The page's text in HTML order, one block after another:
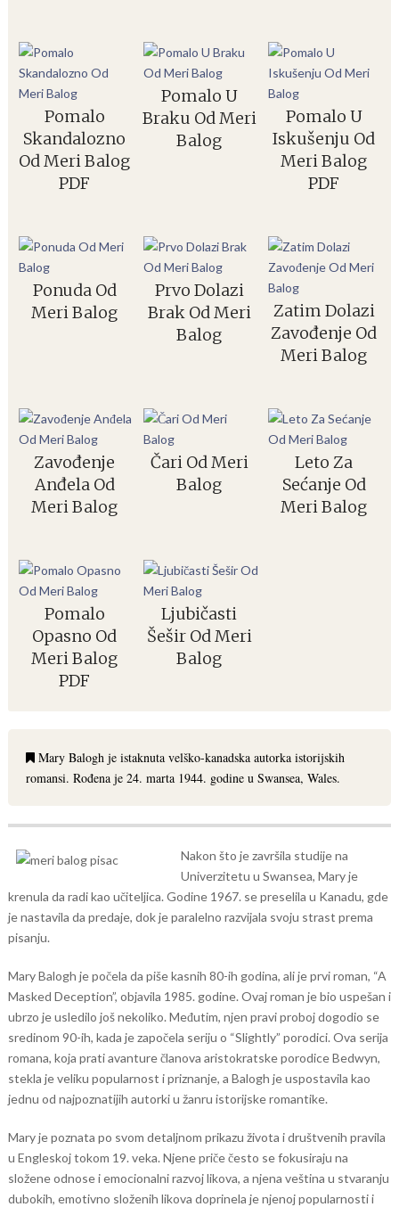
Pomalo
Skandalozno
Od Meri Balog
PDF
Pomalo U
Braku Od Meri
Balog
Pomalo U
Iskušenju Od
Meri Balog
PDF
Ponuda Od
Meri Balog
Prvo Dolazi
Brak Od Meri
Balog
Zatim Dolazi
Zavođenje Od
Meri Balog
Zavođenje
Anđela Od
Meri Balog
Čari Od Meri
Balog
Leto Za
Sećanje Od
Meri Balog
Pomalo
Opasno Od
Meri Balog
PDF
Ljubičasti
Šešir Od Meri
Balog
Mary Balogh je istaknuta velško-kanadska autorka istorijskih
romansi. Rođena je 24. marta 1944. godine u Swansea, Wales.
Nakon što je završila studije na
Univerzitetu u Swansea, Mary je
krenula da radi kao učiteljica. Godine 1967. se preselila u Kanadu, gde
je nastavila da predaje, dok je paralelno razvijala svoju strast prema
pisanju.
Mary Balogh je počela da piše kasnih 80-ih godina, ali je prvi roman, “A
Masked Deception”, objavila 1985. godine. Ovaj roman je bio uspešan i
ubrzo je usledilo još nekoliko. Međutim, njen pravi proboj dogodio se
sredinom 90-ih, kada je započela seriju o “Slightly” porodici. Ova serija
romana, koja prati avanture članova aristokratske porodice Bedwyn,
stekla je veliku popularnost i priznanje, a Balogh je uspostavila kao
jednu od najpoznatijih autorki u žanru istorijske romantike.
Mary je poznata po svom detaljnom prikazu života i društvenih pravila
u Engleskoj tokom 19. veka. Njene priče često se fokusiraju na
složene odnose i emocionalni razvoj likova, a njena veština u stvaranju
dubokih, emotivno složenih likova doprinela je njenoj popularnosti i